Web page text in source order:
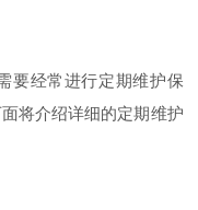
要经常进行定期维护保
将介绍详细的定期维护